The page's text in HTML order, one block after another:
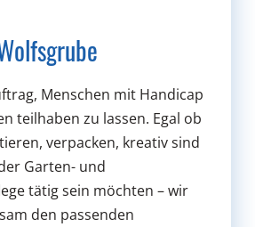
Menschen mit Handicap
teilhaben zu lassen. Egal ob
verpacken, kreativ sind
Garten- und
tätig sein möchten – wir
den passenden